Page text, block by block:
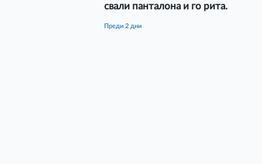
свали панталона и го рита.
преди 2 дни